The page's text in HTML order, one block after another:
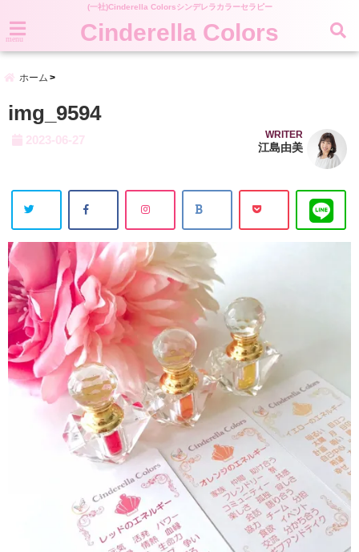
(一社)Cinderella Colorsシンデレラカラーセラピー
menu Cinderella Colors
ホーム
img_9594
2023-06-27 WRITER
江島由美